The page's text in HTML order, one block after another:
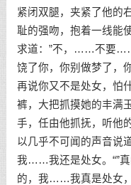
紧闭双腿，夹紧了他的
耻的强吻，抱着一线能
求道：”不，……不要
饶了你，你别做梦了，
再说你又不是处女，怕
裤，大把抓摸她的丰满
手，任由他抓抚，听他
以几乎不可闻的声音
我……我还是处女。“”真
的，我……我真是处女